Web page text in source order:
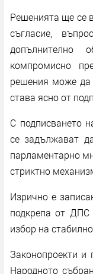
Решенията ще се
съгласие,
допълнително
компромисно
решения може да
става ясно от
С подписването
се задължават
парламентарно
стриктно
Изрично е
подкрепа от
избор на
Законопроекти и
Народното